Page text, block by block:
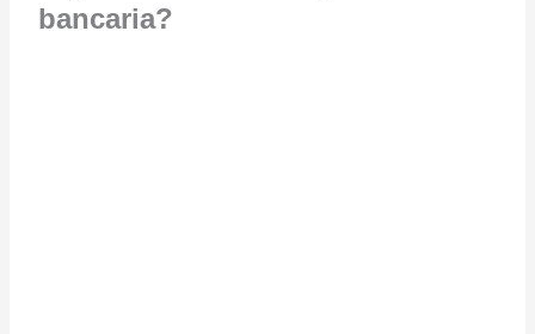
bancaria?